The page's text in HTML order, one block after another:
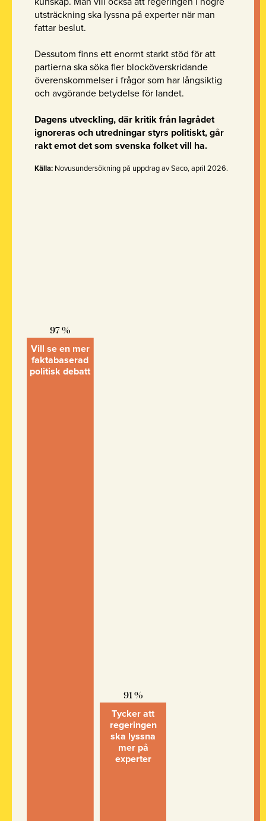
97 %
Vill se en mer
fakta­baserad
politisk debatt
91 %
Tycker att
regeringen
ska lyssna
mer på
experter
utsträckning ska lyssna på experter när man
fattar beslut.
Dessutom finns ett enormt starkt stöd för att
partierna ska söka fler blocköverskridande
överenskommelser i frågor som har långsiktig
och avgörande betydelse för landet.
Dagens utveckling, där kritik från lagrådet
ignoreras och utredningar styrs politiskt, går
rakt emot det som svenska folket vill ha.
Källa: Novusundersökning på uppdrag av Saco, april 2026.